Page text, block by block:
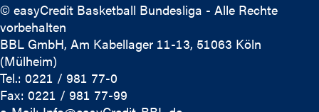
© easyCredit Basketball Bundesliga - Alle Rechte
vorbehalten
BBL GmbH, Am Kabellager 11-13, 51063 Köln
(Mülheim)
Tel.: 0221 / 981 77-0
Fax: 0221 / 981 77-99